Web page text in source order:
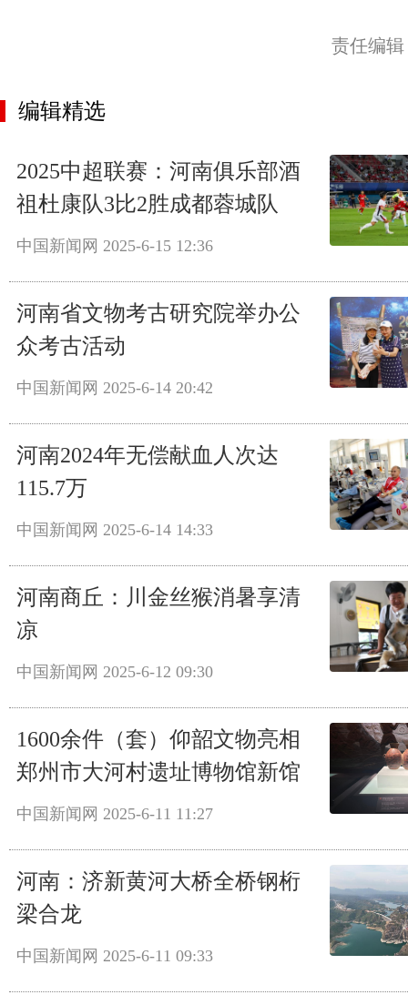
责任编
编辑精选
2025中超联赛：河南俱乐部酒
祖杜康队3比2胜成都蓉城队
中国新闻网 2025-6-15 12:36
河南省文物考古研究院举办公
众考古活动
中国新闻网 2025-6-14 20:42
河南2024年无偿献血人次达
115.7万
中国新闻网 2025-6-14 14:33
河南商丘：川金丝猴消暑享清
凉
中国新闻网 2025-6-12 09:30
1600余件（套）仰韶文物亮相
郑州市大河村遗址博物馆新馆
中国新闻网 2025-6-11 11:27
河南：济新黄河大桥全桥钢桁
梁合龙
中国新闻网 2025-6-11 09:33